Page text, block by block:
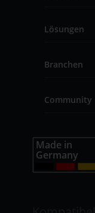
Lösungen
Branchen
Community